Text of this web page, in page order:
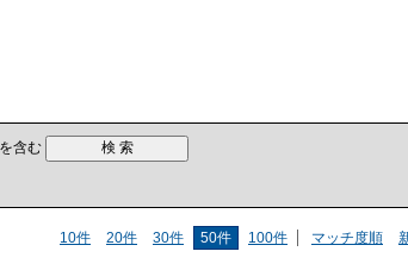
含む
10件 20件 30件 50件 100件 マッチ度順